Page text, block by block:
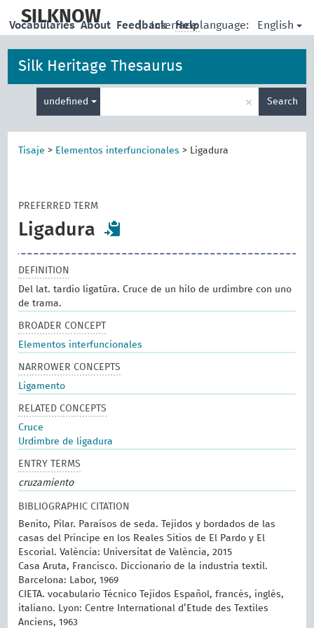
main
SILKNOW | Interface language: English
Vocabularies About Feedback Help
Silk Heritage Thesaurus
undefined × Search
Tisaje > Elementos interfuncionales > Ligadura
PREFERRED TERM
Ligadura
DEFINITION
Del lat. tardío ligatūra. Cruce de un hilo de urdimbre con uno
de trama.
BROADER CONCEPT
Elementos interfuncionales
NARROWER CONCEPTS
Ligamento
RELATED CONCEPTS
Cruce
Urdimbre de ligadura
ENTRY TERMS
cruzamiento
BIBLIOGRAPHIC CITATION
Benito, Pilar. Paraísos de seda. Tejidos y bordados de las
casas del Príncipe en los Reales Sitios de El Pardo y El
Escorial. València: Universitat de València, 2015
Casa Aruta, Francisco. Diccionario de la industria textil.
Barcelona: Labor, 1969
CIETA. vocabulario Técnico Tejidos Español, francés, inglés,
italiano. Lyon: Centre International d’Etude des Textiles
Anciens, 1963